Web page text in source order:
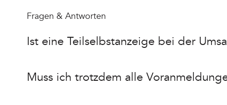
Fragen & Antworten
Ist eine Teilselbstanzeige bei der
Muss ich trotzdem alle